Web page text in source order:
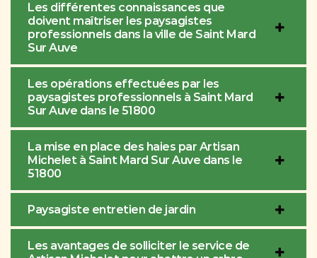
Les différentes connaissances que
doivent maîtriser les paysagistes
professionnels dans la ville de Saint Mard
Sur Auve
Les opérations effectuées par les
paysagistes professionnels à Saint Mard
Sur Auve dans le 51800
La mise en place des haies par Artisan
Michelet à Saint Mard Sur Auve dans le
51800
Paysagiste entretien de jardin
Les avantages de solliciter le service de